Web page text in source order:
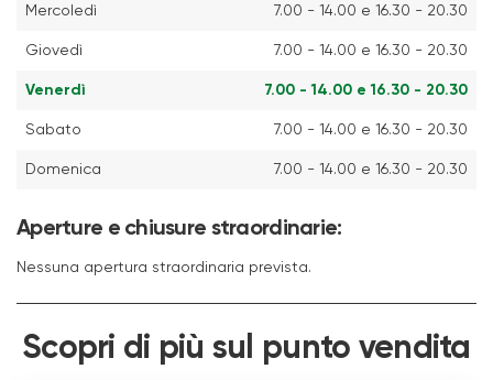
Mercoledì 7.00 - 14.00 e 16.30 - 20.30
Giovedì 7.00 - 14.00 e 16.30 - 20.30
Venerdì 7.00 - 14.00 e 16.30 - 20.30
Sabato 7.00 - 14.00 e 16.30 - 20.30
Domenica 7.00 - 14.00 e 16.30 - 20.30
Aperture e chiusure straordinarie:
Nessuna apertura straordinaria prevista.
Scopri di più sul punto vendita